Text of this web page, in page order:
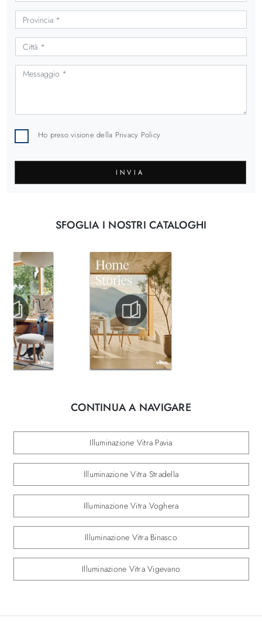
Ho preso visione della Privacy Policy
INVIA
SFOGLIA I NOSTRI CATALOGHI
CONTINUA A NAVIGARE
Illuminazione Vitra Pavia
Illuminazione Vitra Stradella
Illuminazione Vitra Voghera
Illuminazione Vitra Binasco
Illuminazione Vitra Vigevano